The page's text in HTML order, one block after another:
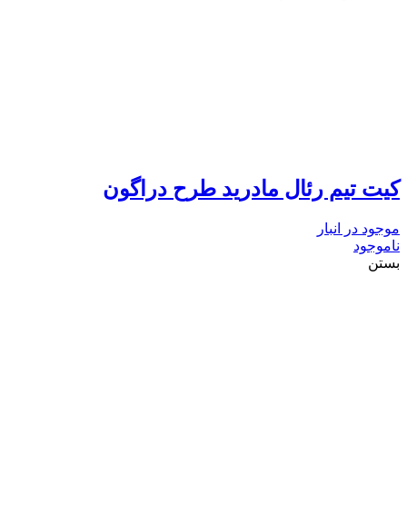
کیت تیم رئال مادرید طرح دراگون
موجود در انبار
ناموجود
بستن